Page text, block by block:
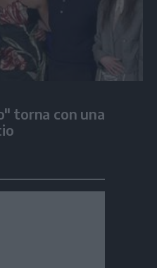
torna con una